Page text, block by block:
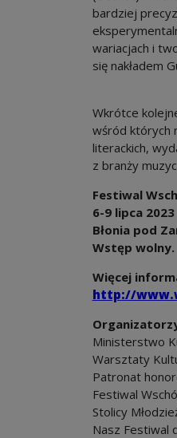
bardziej
wariacjach i
się nakładem
Wkrótce
wśród których
literackich,
z branży
Festiwal
6-9 lipca 2023
Błonia pod
Wstęp wolny.
Więcej
http://
Ministerstwo
Warsztaty
Patronat
Festiwal
Stolicy
Nasz Festiwal